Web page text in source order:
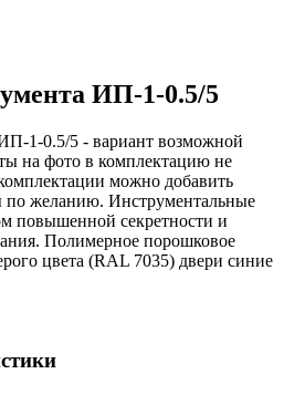
ИП-1-0.5/5
1-0.5/5 - вариант возможной
на фото в комплектацию не
можно добавить
по желанию. Инструментальные
повышенной секретности и
Полимерное порошковое
цвета (RAL 7035) двери синие